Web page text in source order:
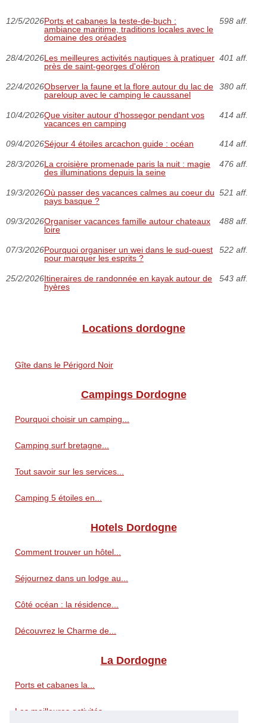
12/5/2026Ports et cabanes la teste-de-buch :
ambiance maritime, traditions locales avec le
domaine des oréades
598 aff.
28/4/2026Les meilleures activités nautiques à pratiquer
près de saint-georges d'oléron
401 aff.
22/4/2026Observer la faune et la flore autour du lac de
pareloup avec le camping le caussanel
380 aff.
10/4/2026Que visiter autour d'hossegor pendant vos
vacances en camping
414 aff.
09/4/2026Séjour 4 étoiles arcachon guide : océan 414 aff.
28/3/2026La croisière promenade paris la nuit : magie
des illuminations depuis la seine
476 aff.
19/3/2026Où passer des vacances calmes au coeur du
pays basque ?
521 aff.
09/3/2026Organiser vacances famille autour chateaux
loire
488 aff.
07/3/2026Pourquoi organiser un wei dans le sud-ouest
pour marquer les esprits ?
522 aff.
25/2/2026Itineraires de randonnée en kayak autour de
hyères
543 aff.
Locations dordogne
Gîte dans le Périgord Noir
Campings Dordogne
Pourquoi choisir un camping...
Camping surf bretagne...
Tout savoir sur les services...
Camping 5 étoiles en...
Hotels Dordogne
Comment trouver un hôtel...
Séjournez dans un lodge au...
Côté océan : la résidence...
Découvrez le Charme de...
La Dordogne
Ports et cabanes la...
Les meilleures activités...